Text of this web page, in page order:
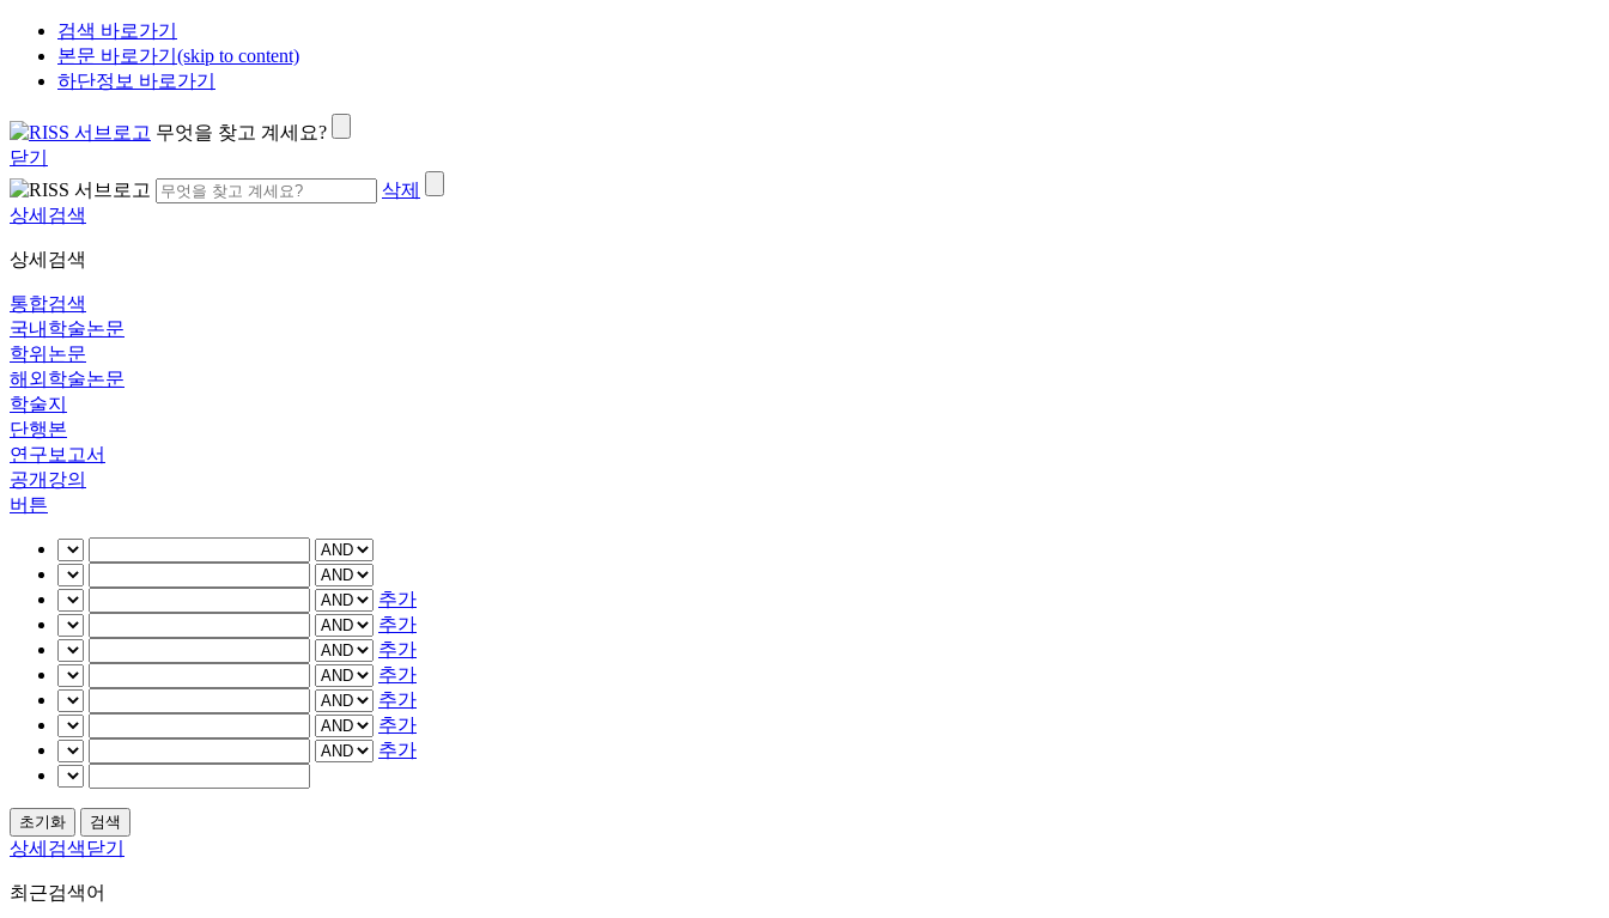
검색 바로가기
본문 바로가기(skip to content)
하단정보 바로가기
무엇을 찾고 계세요?
닫기
삭제
상세검색
상세검색
통합검색
국내학술논문
학위논문
해외학술논문
학술지
단행본
연구보고서
공개강의
버튼
추가
추가
추가
추가
추가
추가
추가
상세검색닫기
최근검색어